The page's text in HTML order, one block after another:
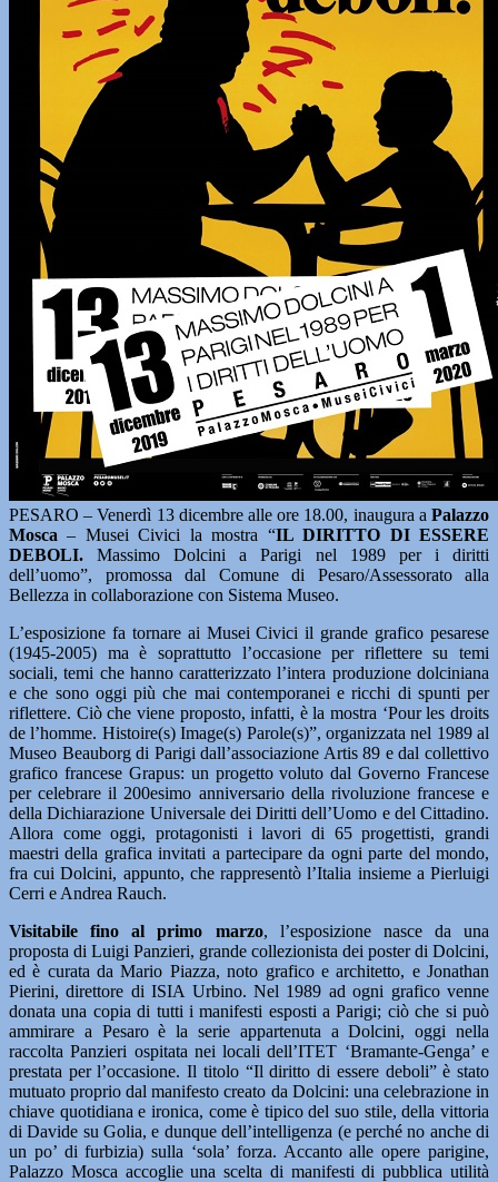
PESARO – Venerdì 13 dicembre alle ore 18.00, inaugura a Palazzo
Mosca – Musei Civici la mostra “IL DIRITTO DI ESSERE
DEBOLI. Massimo Dolcini a Parigi nel 1989 per i diritti
dell’uomo”, promossa dal Comune di Pesaro/Assessorato alla
Bellezza in collaborazione con Sistema Museo.
L’esposizione fa tornare ai Musei Civici il grande grafico pesarese
(1945-2005) ma è soprattutto l’occasione per riflettere su temi
sociali, temi che hanno caratterizzato l’intera produzione dolciniana
e che sono oggi più che mai contemporanei e ricchi di spunti per
riflettere. Ciò che viene proposto, infatti, è la mostra ‘Pour les droits
de l’homme. Histoire(s) Image(s) Parole(s)”, organizzata nel 1989 al
Museo Beauborg di Parigi dall’associazione Artis 89 e dal collettivo
grafico francese Grapus: un progetto voluto dal Governo Francese
per celebrare il 200esimo anniversario della rivoluzione francese e
della Dichiarazione Universale dei Diritti dell’Uomo e del Cittadino.
Allora come oggi, protagonisti i lavori di 65 progettisti, grandi
maestri della grafica invitati a partecipare da ogni parte del mondo,
fra cui Dolcini, appunto, che rappresentò l’Italia insieme a Pierluigi
Cerri e Andrea Rauch.
Visitabile fino al primo marzo, l’esposizione nasce da una
proposta di Luigi Panzieri, grande collezionista dei poster di Dolcini,
ed è curata da Mario Piazza, noto grafico e architetto, e Jonathan
Pierini, direttore di ISIA Urbino. Nel 1989 ad ogni grafico venne
donata una copia di tutti i manifesti esposti a Parigi; ciò che si può
ammirare a Pesaro è la serie appartenuta a Dolcini, oggi nella
raccolta Panzieri ospitata nei locali dell’ITET ‘Bramante-Genga’ e
prestata per l’occasione. Il titolo “Il diritto di essere deboli” è stato
mutuato proprio dal manifesto creato da Dolcini: una celebrazione in
chiave quotidiana e ironica, come è tipico del suo stile, della vittoria
di Davide su Golia, e dunque dell’intelligenza (e perché no anche di
un po’ di furbizia) sulla ‘sola’ forza. Accanto alle opere parigine,
Palazzo Mosca accoglie una scelta di manifesti di pubblica utilità